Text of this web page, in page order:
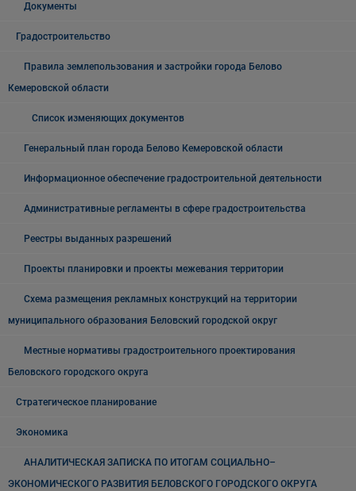
Документы
Градостроительство
Правила землепользования и застройки города Белово
Кемеровской области
Список изменяющих документов
Генеральный план города Белово Кемеровской области
Информационное обеспечение градостроительной деятельности
Административные регламенты в сфере градостроительства
Реестры выданных разрешений
Проекты планировки и проекты межевания территории
Схема размещения рекламных конструкций на территории
муниципального образования Беловский городской округ
Местные нормативы градостроительного проектирования
Беловского городского округа
Стратегическое планирование
Экономика
АНАЛИТИЧЕСКАЯ ЗАПИСКА ПО ИТОГАМ СОЦИАЛЬНО–
ЭКОНОМИЧЕСКОГО РАЗВИТИЯ БЕЛОВСКОГО ГОРОДСКОГО ОКРУГА